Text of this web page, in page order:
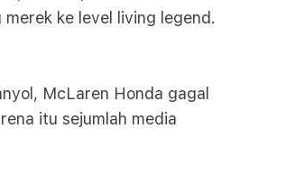
ke level living legend.
McLaren Honda gagal
itu sejumlah media